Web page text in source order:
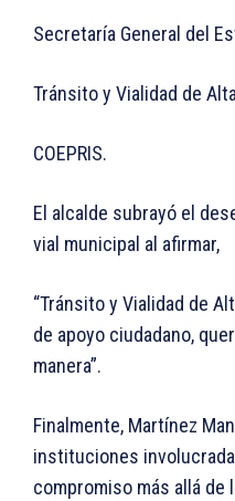
Secretaría General del
Tránsito y Vialidad de
COEPRIS.
El alcalde subrayó el
vial municipal al afirmar,
“Tránsito y Vialidad de
de apoyo ciudadano,
manera”.
Finalmente, Martínez
instituciones
compromiso más allá de